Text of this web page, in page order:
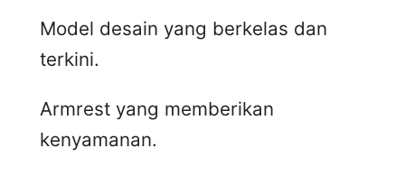
Model desain yang berkelas dan
terkini.
Armrest yang memberikan
kenyamanan.